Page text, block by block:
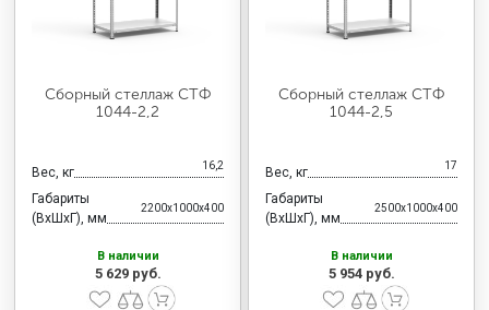
Сборный стеллаж СТФ
1044-2,2
Вес, кг 16,2
Габариты
(ВхШхГ), мм
2200x1000x400
В наличии
5 629 руб.
Сборный стеллаж СТФ
1044-2,5
Вес, кг 17
Габариты
(ВхШхГ), мм
2500x1000x400
В наличии
5 954 руб.